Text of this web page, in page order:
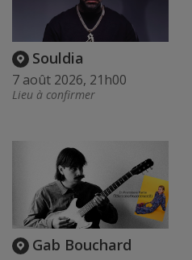
Souldia
7 août 2026, 21h00
Lieu à confirmer
Gab Bouchard